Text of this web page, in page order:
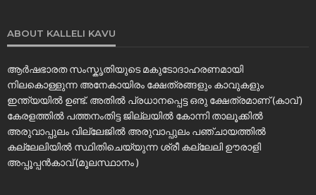
ABOUT KALLELI KAVU
ആർഷഭാരത സംസ്കൃതിയുടെ മകുടോദാഹരണമായി
നിലകൊള്ളുന്ന അനേകായിരം ക്ഷേത്രങ്ങളും കാവുകളും
ഇന്ത്യയിൽ ഉണ്ട്. അതിൽ പ്രധാനപ്പെട്ട ഒരു ക്ഷേത്രമാണ് (കാവ് )
കേരളത്തിൽ പത്തനംതിട്ട ജില്ലയിൽ കോന്നി താലൂക്കിൽ
അരുവാപ്പുലം വില്ലേജിൽ അരുവാപ്പുലം പഞ്ചായത്തിൽ
കല്ലേലിയില്‍ സ്ഥിതിചെയ്യുന്ന ശ്രീ കല്ലേലി ഊരാളി
അപ്പൂപ്പൻകാവ് (മൂലസ്ഥാനം )